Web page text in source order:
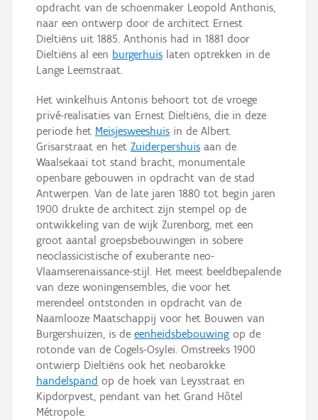
opdracht van de schoenmaker Leopold Anthonis,
naar een ontwerp door de architect Ernest
Dieltiëns uit 1885. Anthonis had in 1881 door
Dieltiëns al een burgerhuis laten optrekken in de
Lange Leemstraat.
Het winkelhuis Antonis behoort tot de vroege
privé-realisaties van Ernest Dieltiëns, die in deze
periode het Meisjesweeshuis in de Albert
Grisarstraat en het Zuiderpershuis aan de
Waalsekaai tot stand bracht, monumentale
openbare gebouwen in opdracht van de stad
Antwerpen. Van de late jaren 1880 tot begin jaren
1900 drukte de architect zijn stempel op de
ontwikkeling van de wijk Zurenborg, met een
groot aantal groepsbebouwingen in sobere
neoclassicistische of exuberante neo-
Vlaamserenaissance-stijl. Het meest beeldbepalende
van deze woningensembles, die voor het
merendeel ontstonden in opdracht van de
Naamlooze Maatschappij voor het Bouwen van
Burgershuizen, is de eenheidsbebouwing op de
rotonde van de Cogels-Osylei. Omstreeks 1900
ontwierp Dieltiëns ook het neobarokke
handelspand op de hoek van Leysstraat en
Kipdorpvest, pendant van het Grand Hôtel
Métropole.